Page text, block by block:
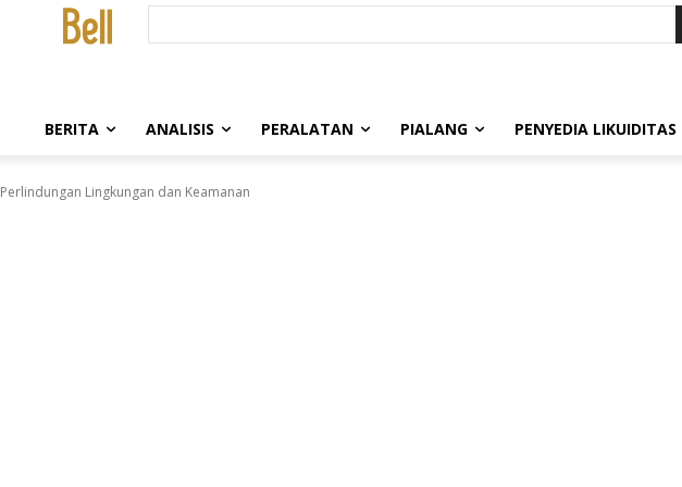
BERITA ANALISIS PERALATAN PIALANG PENYEDIA LIKUIDITAS
Perlindungan Lingkungan dan Keamanan